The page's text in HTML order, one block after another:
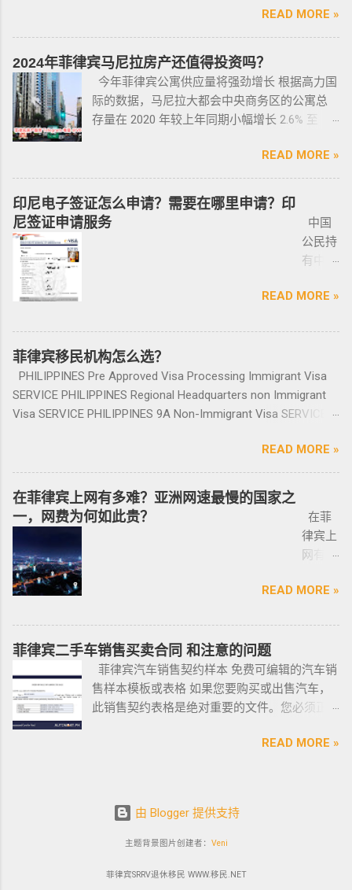
禁止公民携带枪支进入公共场合的禁令，即使
是未当班的警察，在公共场合携带配枪，也会
因此而被逮捕。 要求枪支持有者，每两年更新
一次执照，并每四年登记一次枪支。 如果不遵
守，将导致撤销和没收枪支。 续期申请，需要
在该许可证期满之日前六个月内，向菲律宾国
此外还要求，要携带枪支外出的人，必须以合
手枪。 目前共有五种持有枪支的许可证： 类别
1 －最多拥有2支枪 类别 2 -最多拥有5支枪 类别
3 -最多拥有10支枪 类别 4 -最多拥有15支枪 类
5. 在机场海关是黑名单保关入境的，回国要做
了NBI，这2步做好了以后如果不着急走，最长
等待时间是半年。半年内都可以随时走。 菲律
宾做了遣返会是黑名单吗？ 但凡做了遣返都是
黑名单。遣返的流程第一步就是申请驱逐令。
中国人出境被扣护照，被扣护照后面的处理方
式只有遣返。 上了菲律宾黑名单以后怎么再入
境 如果您已经被遣返回去了，并且还想再来菲
律宾的话，那么您可以联系我们帮您洗黑直接
清底，整个周期15个工作日，洗好了以后再入
境不会有任何被拦，包入境的。 如果您需要了
题也可以询问。 遣返回国的流程是什么？ 1. 先
提交到移民局，等待a...
是否一致，车主ID和车行老板ID复印件作为合同
附件一同给你，每一个ID旁边都要有车主的签
名； 2、第二份合同一般都是一张空白的合同，
只有车行的签字，所以你要核对签字是否一
致，如果可以尽量多要一些签过字的合同，后
面会说为什么； 3、检查CR/OR原件，原件，原
哪里交保险，保险品类； 4、车牌要注意是不是
你取回来再交易，因为现在两年以上的车牌基
本都下来了，如果你不知道去哪里换贴牌也是
比较麻烦的，何况大部分人英语都不太好，贴
牌的车牌号和临时车牌的车牌号不是同一个号
讳的号码； 5、车钥匙一般是2-三把，2把自动1
合同、一份保险、 一份OR/CR文件，这些一定
要放在家里保存好，OR/CR可以复印两张放到车
里备用 ； 想了解更多最新信息欢迎联系和咨询
我们，微信：BGC998 电报@BGC998 Whats
优先使用TG免验证，咨询请主动告知咨询项
目，菲律宾MAKATI 实体公司，客户 隐私保护
安全 可靠，可以安排工作人员上门取...
签证：SRRV（退休移民签证）和SIRV（投资移
供了一个额外的永居身份，成功获得这些签证
后，不仅能在菲律宾享受更多福利与权益，而
且申请者的原有国籍与原有权益不会受到影
响。 退休移民签证——SRRV
宾退休署(PRA)颁发的移民绿卡，持有者可以自
由出入境，并在菲律宾永居。 申请条件一般
分为两种：现金存款类和房产投资类。 现金
存款类： （1）申请人的年龄需在50岁以上：
一家三口存款2万美元，多一个人需另存款1.5万
美元/人； （2）存款冻结在银行，不能用于
赎回存款。 房产投资类： （1）存款可全
（2）房产不能出售，但可用于出租； （3）
申请人需要拿到菲律宾的房产证，才能在PRA申
请置换之前办理SRRV身份时存入的存款。 申
请流程： 1、申请人提供基础的申请材料做初
审，后转款两万美金到相关部门； 2、审核该
存款的安全性，申请人需要入境菲律宾完成后
侨常年
报道服
需要提
供
ICARD
人无须
就能做
完报
道。做
报道后
上。
咨询微
信
8 小
飞机
998 菲
律宾马
尼拉
——移
民局
民，他
们只能
在 3 月
READ MORE »
2024年菲律宾马尼拉房产还值得投资吗？
今年菲律宾公寓供应量将强劲增长 根据高力国
际的数据，马尼拉大都会中央商务区的公寓总
存量在 2020 年较上年同期小幅增长 2.6% 至
同比增长放缓。由于新冠疫情，2020 年仅交付
了约 3,370 套，低于 2019 年的 11,200套和过去
十年的年均 7,900 套。 ●菲律宾998不动产机构
998 Real Estate 专注于为华人在菲律宾马尼拉
地区提供一站式的期房投资、炒楼花、现房买
卖、房屋租赁、越来越多的华人对菲律宾旅游
投资,菲律宾移民感兴趣,居外网菲律宾房地产网,
为您精彩呈现菲律宾房子,来居外投资菲律宾房
大的外国人不动产服务机构之一，主要服务在
菲外国人以及在菲工作生活的业主和租客，提
供一站式中文/英文资讯服务。供菲律宾的新
房、二手房、特价房、二手楼花、开发商、投
资指南等房产信息,为房产投资者菲律宾买房提
态。 ●菲律宾998不动产机构 998 Real Estate
长期紧密协作知名的菲律宾各大地产开发商以
及合规中介资源公司为主要合作伙伴，集合更
多资源，能针对外国投资者提供从不动产精
产养护 等全方位管理服务； 菲律宾998不动产
断提升客户体验，推动菲律宾行业的进步，让
房产交易变得更加轻松和愉悦！ ●我们珍惜每一
位客户的托付，客户的信赖是我们最大的动
力。 任何关于菲律宾房产买卖 交易 相关的问题
欢迎咨询 我们 Telegram 电报 @VBW777 但随
复，预计今年供应将再次强劲增长。事实上，
Resort I – Scent Tower, S...
READ MORE »
印尼电子签证怎么申请？需要在哪里申请？印
尼签证申请服务
中国
公民持
有中国
要菲律
前往印
印尼签
证？
泰国出
印尼办
亚出发
前往印
尼办理
印尼办
理印尼
签证？
出发前
READ MORE »
菲律宾移民机构怎么选？
PHILIPPINES Pre Approved Visa Processing Immigrant Visa
SERVICE PHILIPPINES Regional Headquarters non Immigrant
Visa SERVICE PHILIPPINES 9A Non-Immigrant Visa SERVICE
Pre-Arranged Employment Visa SERVICE PHILIPPINES Special
Investor’s Resident Visa SERVICE PHILIPPINES Special
Resident Retiree’s Visa SERVICE It’s Business Permit Renewal
Time for 2022 PHILIPPINES PHILIPPINES Business Structures
and Entities SERVICE PHILIPPINES Office Setup Services
PHILIPPINES Human Resources Consulting SERVICE
PHILIPPINES Call Center and BPO Setup SERVICE PHILIPPINES
Recruitment & Executive Search Services PHILIPPINES Tax
Compliance SERVICE PHILIPPINES Permits and Licenses
SERVICE PHILIPPINES Labor Consulting SERVICE PHILIPPINES
Setting-Up a Representative Office SERVICE PHILIPPINES
Forming a Corporation service PHILIPPINES Visa and
Immigration Service PHILIPPINES Sole Proprietorship Busin...
READ MORE »
在菲律宾上网有多难？亚洲网速最慢的国家之
一，网费为何如此贵？
在菲
律宾上
网有多
为一名
律宾有
游学经
验的小
编，我
方面还
READ MORE »
菲律宾二手车销售买卖合同 和注意的问题
菲律宾汽车销售契约样本 免费可编辑的汽车销
售样本模板或表格 如果您要购买或出售汽车，
此销售契约表格是绝对重要的文件。您必须正
可以为您将来节省大量工作和头痛。这是一个
这在菲律宾可用且有效。 链接到销售契约
(DOS) 如果您已经知道该怎么做，这里是一个完
全可编辑的销售契约示例文件的链接：绝对销
段，您就可以开始了。有关 DOS 的更多信息，
READ MORE »
由 Blogger 提供支持
主题背景图片创建者： Veni
菲律宾SRRV退休移民 WWW.移民.NET